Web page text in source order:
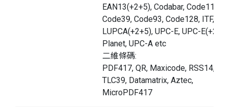
EAN13(+2+5), Codabar, Code11,
Code39, Code93, Code128, ITF,
LUPCA(+2+5), UPC-E, UPC-
Planet, UPC-A etc
二維條碼:
PDF417, QR, Maxicode, RSS14,
TLC39, Datamatrix, Aztec,
MicroPDF417